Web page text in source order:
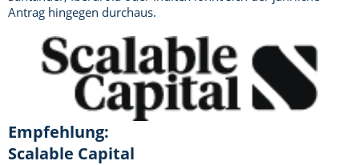
Antrag hingegen durchaus.
Empfehlung:
Scalable Capital